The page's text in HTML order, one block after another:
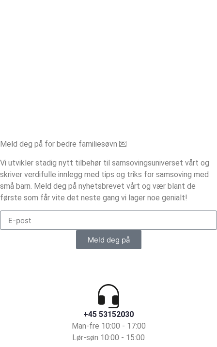
Meld deg på for bedre familiesøvn 💌
Vi utvikler stadig nytt tilbehør til samsovingsuniverset vårt og
skriver verdifulle innlegg med tips og triks for samsoving med
små barn. Meld deg på nyhetsbrevet vårt og vær blant de
første som får vite det neste gang vi lager noe genialt!
Meld deg på
+45 53152030
Man-fre 10:00 - 17:00
Lør-søn 10:00 - 15:00